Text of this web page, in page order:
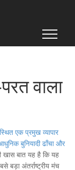
वाला
एक प्रमुख व्यापार
बुनियादी ढाँचा और
खास बात यह है कि यह
बड़ा अंतर्राष्ट्रीय मंच